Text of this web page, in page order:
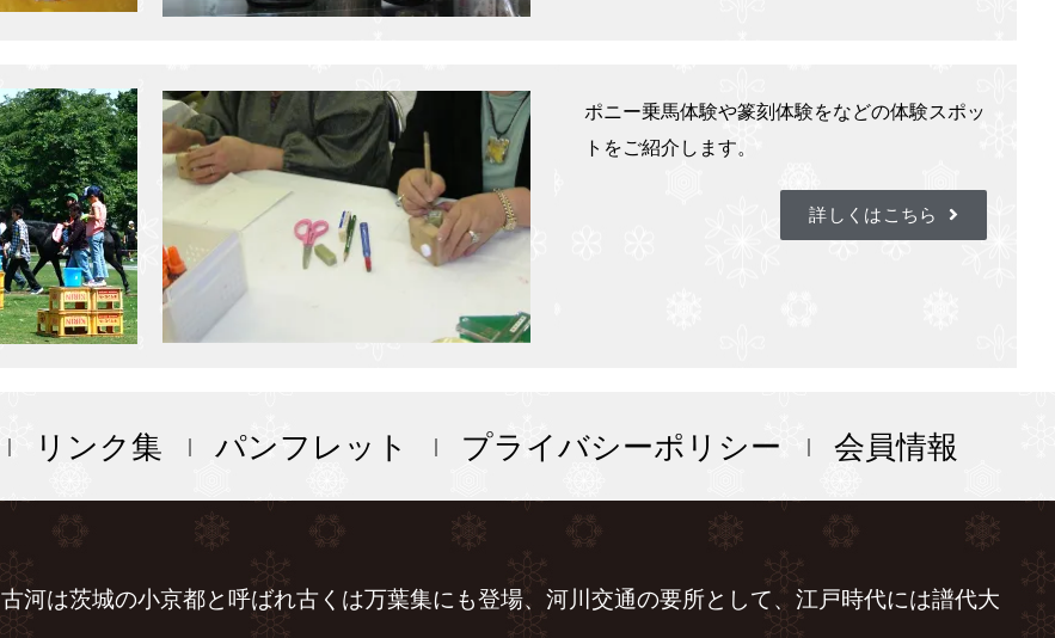
ポニー乗馬体験や篆刻体験をなどの体験スポッ
トをご紹介します。
詳しくはこちら
リンク集 パンフレット プライバシーポリシー 会員情報
古河は茨城の小京都と呼ばれ古くは万葉集にも登場、河川交通の要所として、江戸時代には譜代大